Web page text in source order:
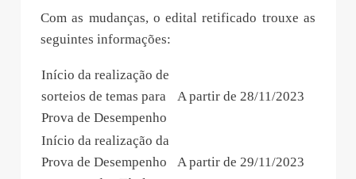
Com as mudanças, o edital retificado trouxe as
seguintes informações:
Início da realização de
sorteios de temas para
Prova de Desempenho
A partir de 28/11/2023
Início da realização da
Prova de Desempenho
A partir de 29/11/2023